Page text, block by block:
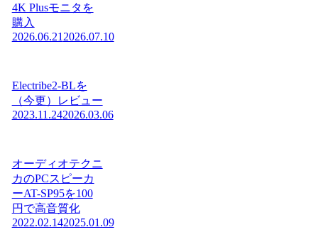
4K Plusモニタを
購入
2026.06.212026.07.10
Electribe2-BLを
（今更）レビュー
2023.11.242026.03.06
オーディオテクニ
カのPCスピーカ
ーAT-SP95を100
円で高音質化
2022.02.142025.01.09